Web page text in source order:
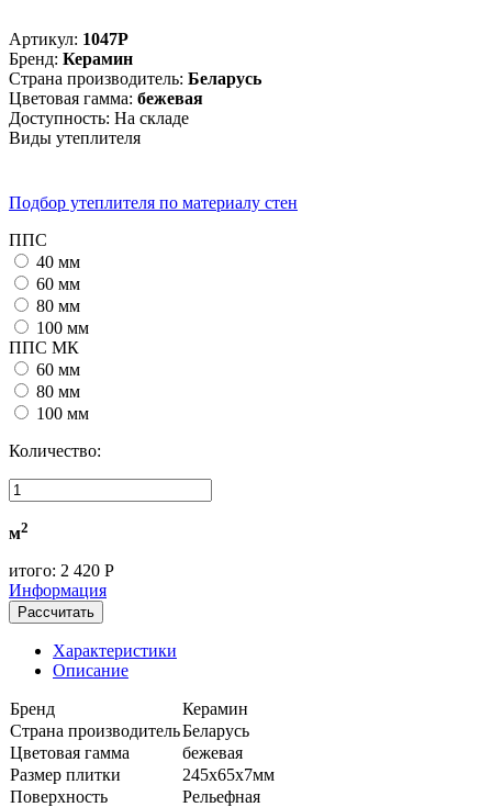
Артикул: 1047Р
Бренд: Керамин
Страна производитель: Беларусь
Цветовая гамма: бежевая
Доступность: На складе
Виды утеплителя
Подбор утеплителя по материалу стен
ППС
40 мм
60 мм
80 мм
100 мм
ППС МК
60 мм
80 мм
100 мм
Количество:
м2
итого: 2 420 Р
Информация
Рассчитать
Характеристики
Описание
Бренд
Керамин
Страна производительБеларусь
Цветовая гамма
бежевая
Размер плитки
245х65х7мм
Поверхность
Рельефная